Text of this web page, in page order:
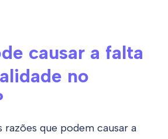
causar a falta
no
razões que podem causar a